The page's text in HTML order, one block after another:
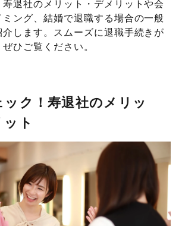
寿退社のメリット・デメリットや会
ング、結婚で退職する場合の一般
介します。スムーズに退職手続きが
ひご覧ください。
ック！寿退社のメリッ
ット